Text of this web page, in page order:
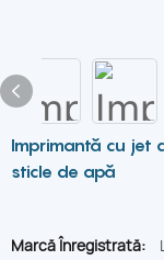
Imprimantă cu jet
sticle de apă
Marcă Înregistrată: